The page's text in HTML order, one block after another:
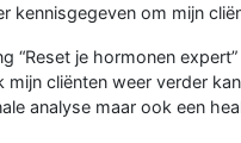
kennisgegeven om mijn
“Reset je hormonen
cliënten weer verder
analyse maar ook een